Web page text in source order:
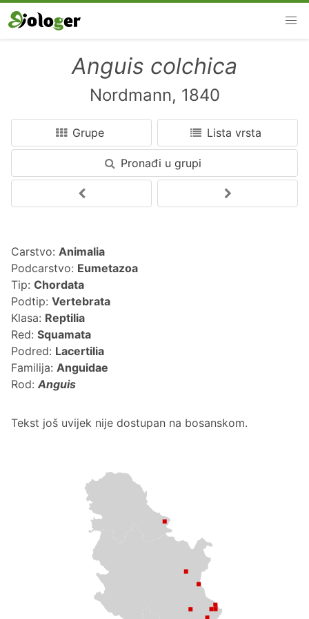
Anguis colchica
Nordmann, 1840
Grupe Lista vrsta
Pronađi u grupi
Carstvo: Animalia
Podcarstvo: Eumetazoa
Tip: Chordata
Podtip: Vertebrata
Klasa: Reptilia
Red: Squamata
Podred: Lacertilia
Familija: Anguidae
Rod: Anguis
Tekst još uvijek nije dostupan na bosanskom.